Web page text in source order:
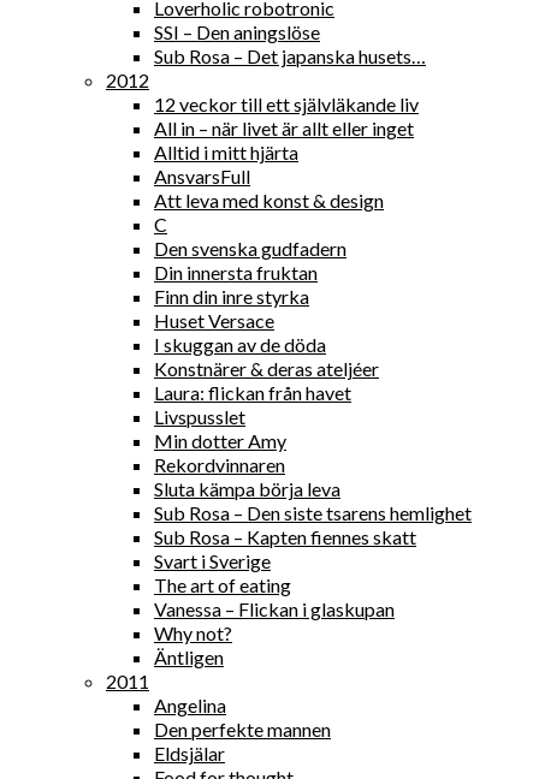
Loverholic robotronic
SSI – Den aningslöse
Sub Rosa – Det japanska husets…
2012
12 veckor till ett självläkande liv
All in – när livet är allt eller inget
Alltid i mitt hjärta
AnsvarsFull
Att leva med konst & design
C
Den svenska gudfadern
Din innersta fruktan
Finn din inre styrka
Huset Versace
I skuggan av de döda
Konstnärer & deras ateljéer
Laura: flickan från havet
Livspusslet
Min dotter Amy
Rekordvinnaren
Sluta kämpa börja leva
Sub Rosa – Den siste tsarens hemlighet
Sub Rosa – Kapten fiennes skatt
Svart i Sverige
The art of eating
Vanessa – Flickan i glaskupan
Why not?
Äntligen
2011
Angelina
Den perfekte mannen
Eldsjälar